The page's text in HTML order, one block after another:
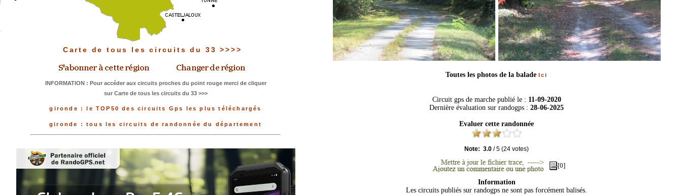
Carte de tous les circuits du 33 >>>>
INFORMATION : Pour accéder aux circuits proches du point rouge merci de cliquer
sur Carte de tous les circuits du 33 >>>
gironde : le TOP50 des circuits Gps les plus téléchargés
gironde : tous les circuits de randonnée du département
Toutes les photos de la balade Ici
Circuit gps de marche publié le : 11-09-2020
Dernière évaluation sur randogps : 28-06-2025
Evaluer cette randonnée
Note: 3.0 /5 (24 votes)
[0]
Information
Les circuits publiés sur randogps ne sont pas forcément balisés.